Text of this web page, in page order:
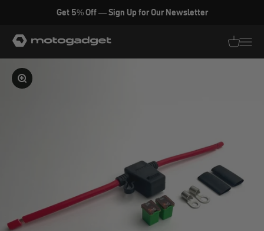
Zum Inhalt springen
Get 5% Off — Sign Up for Our Newsletter
motogadget GmbH
Bild vergrößern